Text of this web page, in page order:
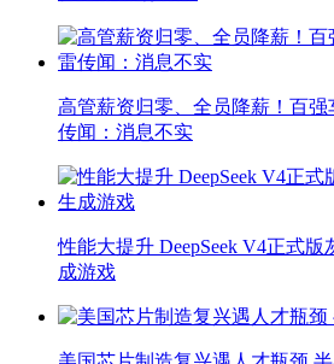
高管薪资归零、全员降薪！百
传闻：消息不实
性能大提升 DeepSeek V4正式
成游戏